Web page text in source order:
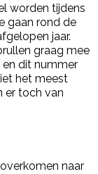
worden tijdens
gaan rond de
jaar.
graag mee
dit nummer
het meest
er toch van
naar